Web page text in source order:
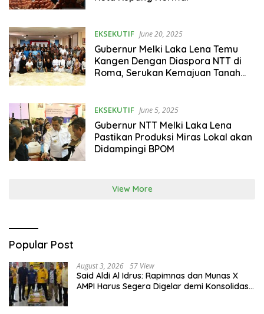
EKSEKUTIF June 20, 2025
Gubernur Melki Laka Lena Temu
Kangen Dengan Diaspora NTT di
Roma, Serukan Kemajuan Tanah
EKSEKUTIF June 5, 2025
Gubernur NTT Melki Laka Lena
Pastikan Produksi Miras Lokal akan
Didampingi BPOM
View More
Popular Post
August 3, 2026 57 View
Said Aldi Al Idrus: Rapimnas dan Munas X
AMPI Harus Segera Digelar demi Konsolidasi